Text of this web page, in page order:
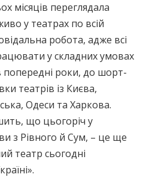
місяців переглядала
у театрах по всій
робота, адже всі
у складних умовах
попередні роки, до шорт-
театрів із Києва,
Одеси та Харкова.
що цьогоріч у
з Рівного й Сум, – це ще
театр сьогодні